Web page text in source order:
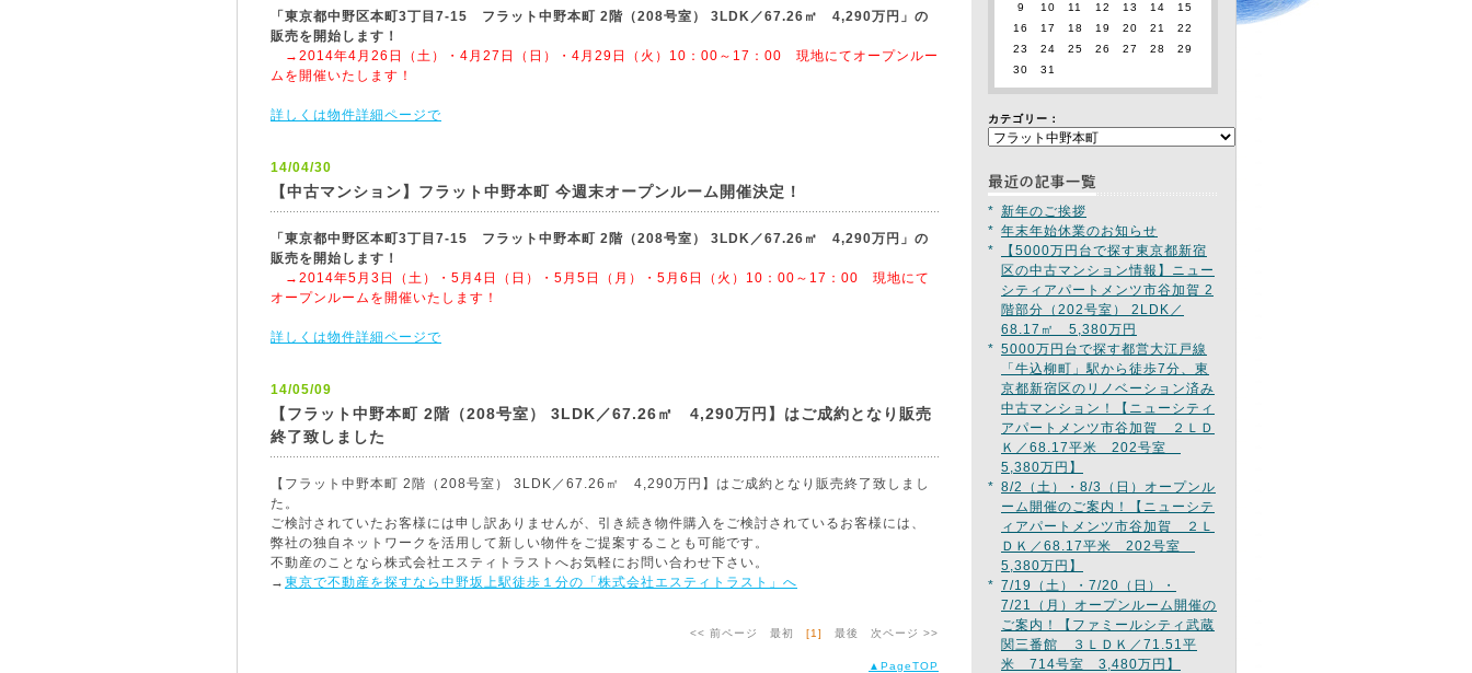
「東京都中野区本町3丁目7-15 フラット中野本町 2階（208号室） 3LDK／67.26㎡ 4,290万円」の
販売を開始します！
→2014年4月26日（土）・4月27日（日）・4月29日（火）10：00～17：00 現地にてオープンルー
ムを開催いたします！
詳しくは物件詳細ページで
14/04/30
【中古マンション】フラット中野本町 今週末オープンルーム開催決定！
「東京都中野区本町3丁目7-15 フラット中野本町 2階（208号室） 3LDK／67.26㎡ 4,290万円」の
販売を開始します！
→2014年5月3日（土）・5月4日（日）・5月5日（月）・5月6日（火）10：00～17：00 現地にて
オープンルームを開催いたします！
詳しくは物件詳細ページで
14/05/09
【フラット中野本町 2階（208号室） 3LDK／67.26㎡ 4,290万円】はご成約となり販売
終了致しました
【フラット中野本町 2階（208号室） 3LDK／67.26㎡ 4,290万円】はご成約となり販売終了致しまし
た。
ご検討されていたお客様には申し訳ありませんが、引き続き物件購入をご検討されているお客様には、
弊社の独自ネットワークを活用して新しい物件をご提案することも可能です。
不動産のことなら株式会社エスティトラストへお気軽にお問い合わせ下さい。
→ 東京で不動産を探すなら中野坂上駅徒歩１分の「株式会社エスティトラスト」へ
<< 前ページ 最初 [1] 最後 次ページ >>
▲PageTOP
9
10 11 12 13 14
15
16
17 18 19 20 21
22
23
24 25 26 27 28
29
30
31
カテゴリー：
* 新年のご挨拶
* 年末年始休業のお知らせ
*
【5000万円台で探す東京都新宿
区の中古マンション情報】ニュー
シティアパートメンツ市谷加賀 2
階部分（202号室） 2LDK／
68.17㎡ 5,380万円
* 5000万円台で探す都営大江戸線
「牛込柳町」駅から徒歩7分、東
京都新宿区のリノベーション済み
中古マンション！【ニューシティ
アパートメンツ市谷加賀 ２ＬＤ
Ｋ／68.17平米 202号室
5,380万円】
* 8/2（土）・8/3（日）オープンル
ーム開催のご案内！【ニューシテ
ィアパートメンツ市谷加賀 ２Ｌ
ＤＫ／68.17平米 202号室
5,380万円】
* 7/19（土）・7/20（日）・
7/21（月）オープンルーム開催の
ご案内！【ファミールシティ武蔵
関三番館 ３ＬＤＫ／71.51平
米 714号室 3,480万円】